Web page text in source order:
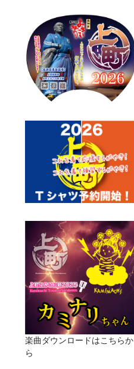
楽曲ダウンロードはこちらか
ら